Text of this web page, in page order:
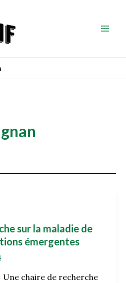
sur la maladie de
émergentes
chaire de recherche